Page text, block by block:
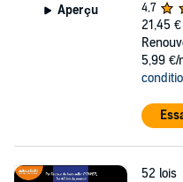
Aperçu
4,7
21,45 €
5,99 €/
52 lois